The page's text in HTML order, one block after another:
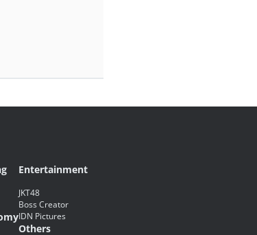
Entertainment
JKT48
Boss Creator
IDN Pictures
Others